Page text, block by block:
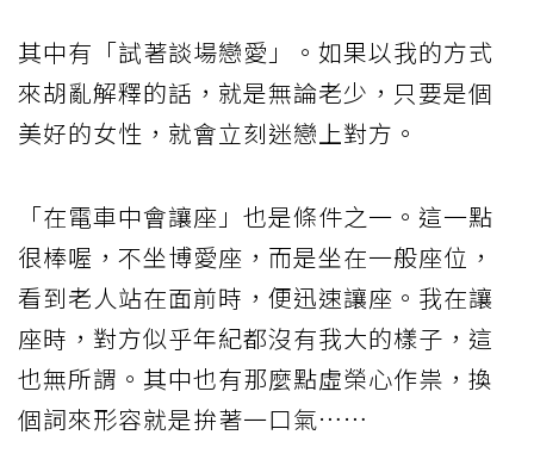
其中有「試著談場戀愛」。如果以我的方式
來胡亂解釋的話，就是無論老少，只要是個
美好的女性，就會立刻迷戀上對方。
「在電車中會讓座」也是條件之一。這一點
很棒喔，不坐博愛座，而是坐在一般座位，
看到老人站在面前時，便迅速讓座。我在讓
座時，對方似乎年紀都沒有我大的樣子，這
也無所謂。其中也有那麼點虛榮心作祟，換
個詞來形容就是拚著一口氣……